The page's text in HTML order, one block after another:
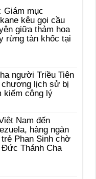
Giám mục
kêu gọi cầu
giữa thảm họa
rừng tàn khốc tại
người Triều Tiên
lịch sử bị
kiếm công lý
Nam đến
hàng ngàn
trẻ Phan Sinh chờ
Đức Thánh Cha